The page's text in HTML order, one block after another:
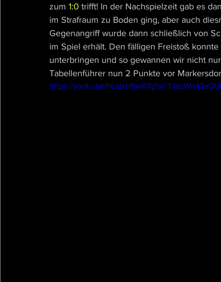
zum 1:0 trifft! In der Nachspielzeit gab es
im Strafraum zu Boden ging, aber auch
Gegenangriff wurde dann schließlich von
im Spiel erhält. Den fälligen Freistoß
unterbringen und so gewannen wir nicht
Tabellenführer nun 2 Punkte vor
https://youtu.be/